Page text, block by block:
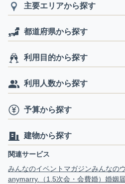
主要エリアから探す
都道府県から探す
利用目的から探す
利用人数から探す
予算から探す
建物から探す
関連サービス
みんなのイベントマガジンみんなの
anymarry.（1.5次会・会費婚） 婚姻届